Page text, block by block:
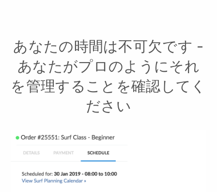
あなたの時間は不可欠です -
あなたがプロのようにそれ
を管理することを確認してく
ださい